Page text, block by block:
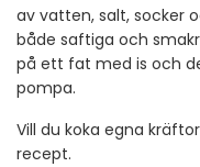
av vatten, salt, socker
både saftiga och
på ett fat med is och
pompa.
Vill du koka egna
recept.